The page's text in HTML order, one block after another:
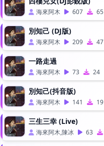
海來阿木 607 65
別知己 (DJ版)
海來阿木 209 47
一路走過
海來阿木 73 24
別知己(抖音版)
海來阿木 141 19
三生三幸 (Live)
海來阿木,陳冰 63